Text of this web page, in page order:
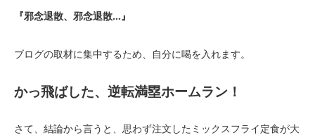
『邪念退散、邪念退散…』
ブログの取材に集中するため、自分に喝を入れます。
かっ飛ばした、逆転満塁ホームラン！
さて、結論から言うと、思わず注文したミックスフライ定食が大